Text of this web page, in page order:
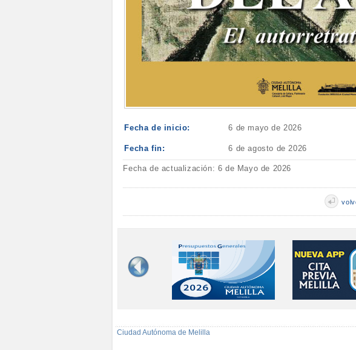
Fecha de inicio: 6 de mayo de 2026
Fecha fin: 6 de agosto de 2026
Fecha de actualización: 6 de Mayo de 2026
Ciudad Autónoma de Melilla